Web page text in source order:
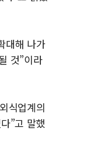
대해 나가
것”이라
식업계의
”고 말했